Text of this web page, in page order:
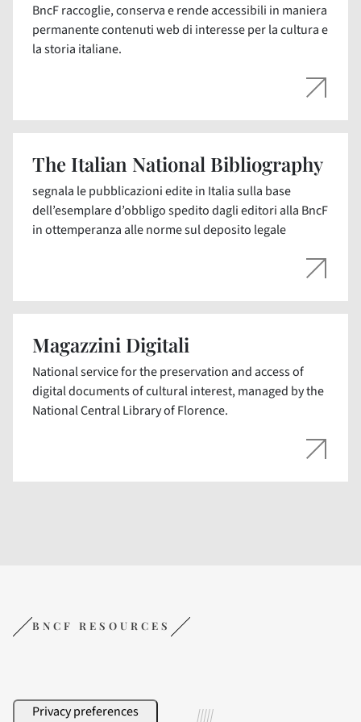
BncF raccoglie, conserva e rende accessibili in maniera
permanente contenuti web di interesse per la cultura e
la storia italiane.
The Italian National Bibliography
segnala le pubblicazioni edite in Italia sulla base
dell’esemplare d’obbligo spedito dagli editori alla BncF
in ottemperanza alle norme sul deposito legale
Magazzini Digitali
National service for the preservation and access of
digital documents of cultural interest, managed by the
National Central Library of Florence.
BNCF RESOURCES